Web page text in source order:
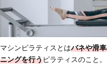
マシンピラティスとはバネや滑
ニングを行うピラティスのこと